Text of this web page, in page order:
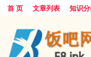
首 页 文章列表 知识